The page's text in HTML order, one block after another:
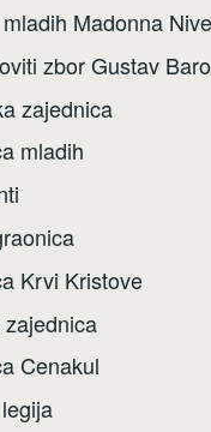
Madonna
zbor Gustav
zajednica
mladih
Krvi Kristove
Cenakul